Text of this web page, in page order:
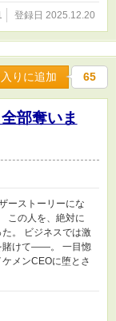
登録日 2025.12.20
りに追加 65
部奪いま
ーストーリーにな
この人を、絶対に
。 ビジネスでは激
賭けて――。 一目惚
メンCEOに堕とさ